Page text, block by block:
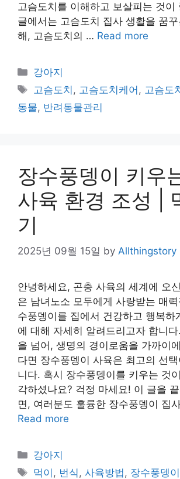
고슴도치를 이해하고 보살피는 것이
글에서는 고슴도치 집사 생활을 꿈
해, 고슴도치의 … Read more
Categories
강아지
Tags
고슴도치 , 고슴도치케어 , 고슴도
동물, 반려동물관리
장수풍뎅이 키우
사육 환경 조성 |
기
2025년 09월 15일 by Allthingstory
안녕하세요, 곤충 사육의 세계에 오
은 남녀노소 모두에게 사랑받는 매
수풍뎅이를 집에서 건강하고 행복하
에 대해 자세히 알려드리고자 합니
을 넘어, 생명의 경이로움을 가까이
다면 장수풍뎅이 사육은 최고의 선
니다. 혹시 장수풍뎅이를 키우는 것
각하셨나요? 걱정 마세요! 이 글을
면, 여러분도 훌륭한 장수풍뎅이 집
Read more
Categories
강아지
Tags
먹이 , 번식 ,사육방법 , 장수풍뎅이